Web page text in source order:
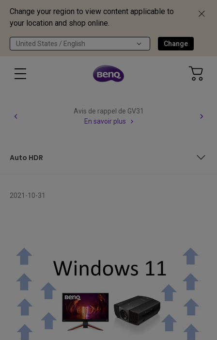
Change your region to view content applicable to
your location and shop online.
United States / English Change
Avis de rappel de GV31
En savoir plus
Auto HDR
2021-10-31